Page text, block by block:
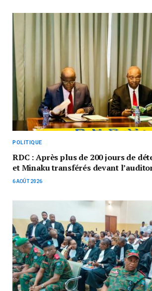
POLITIQUE
RDC : Après plus de 200 jours de
et Minaku transférés devant
6 AOÛT 2026